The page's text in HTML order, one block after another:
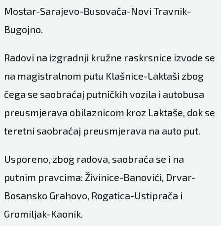
Mostar-Sarajevo-Busovača-Novi Travnik-
Bugojno.
Radovi na izgradnji kružne raskrsnice izvode se
na magistralnom putu Klašnice-Laktaši zbog
čega se saobraćaj putničkih vozila i autobusa
preusmjerava obilaznicom kroz Laktaše, dok se
teretni saobraćaj preusmjerava na auto put.
Usporeno, zbog radova, saobraća se i na
putnim pravcima: Živinice-Banovići, Drvar-
Bosansko Grahovo, Rogatica-Ustiprača i
Gromiljak-Kaonik.